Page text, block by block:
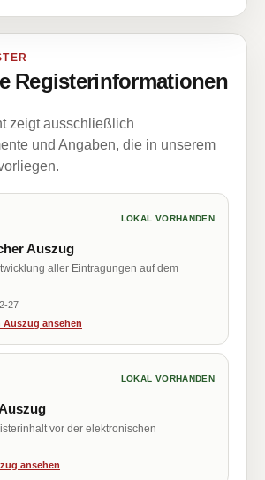
Registerinformationen
zeigt ausschließlich
und Angaben, die in unserem
LOKAL VORHANDEN
Auszug
aller Eintragungen auf dem
27
ansehen
LOKAL VORHANDEN
vor der elektronischen
ansehen